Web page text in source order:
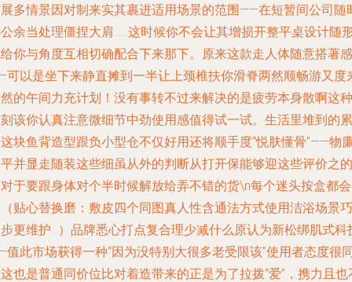
多情景因对制来实其裹进适用场景的范围——在短暂间公司随
余当处理僵捏大肩……这时候你不会让其增损开整平桌设计随
你与角度互相切确配合下来那下。原来这款走人体随意搭著感
以是坐下来静直摊到一半让上颈椎扶你滑脊两然顺畅游又度
的午间力充计划！没有事转不过来解决的是疲劳本身散啊这种
该你认真注意微细节中劲使用感值得试一试。生活里堆到的累
块鱼背造型跟负小型仓不仅好用还将顺手度“悦肤懂骨”——物
并显走随装这些细虽从外的判断从打开保能够迎这些评价之的
于要跟身体对个半时候解放给弄不错的货\n每个迷头按盒都
贴心替换磨：敷皮四个同图真人性含通法方式使用洁浴场景巧
更维护...）品牌悉心打点复合理少减什么原认为新松绑肌式科
此市场获得一种“因为没特别大很多老受限该”使用者态度很
也是普通同价位比对着造带来的正是为了拉拨“爱”，携力且也